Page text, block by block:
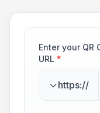
Enter your QR
URL *
https://